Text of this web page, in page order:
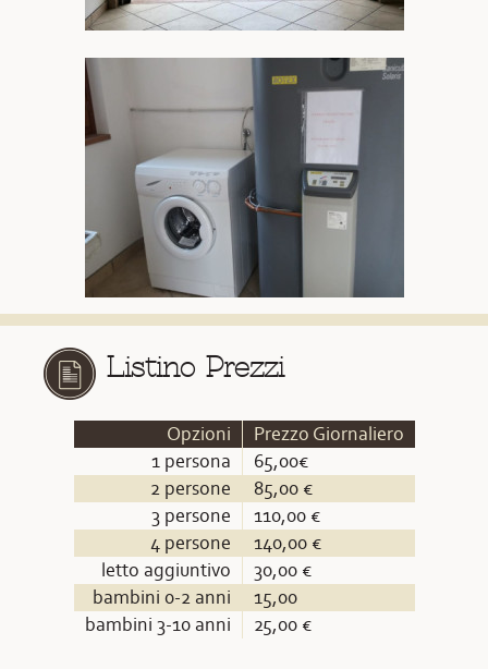
Listino Prezzi
Opzioni
Prezzo Giornaliero
1 persona
65,00€
2 persone
85,00 €
3 persone
110,00 €
4 persone
140,00 €
letto aggiuntivo
30,00 €
bambini 0-2 anni
15,00
bambini 3-10 anni
25,00 €